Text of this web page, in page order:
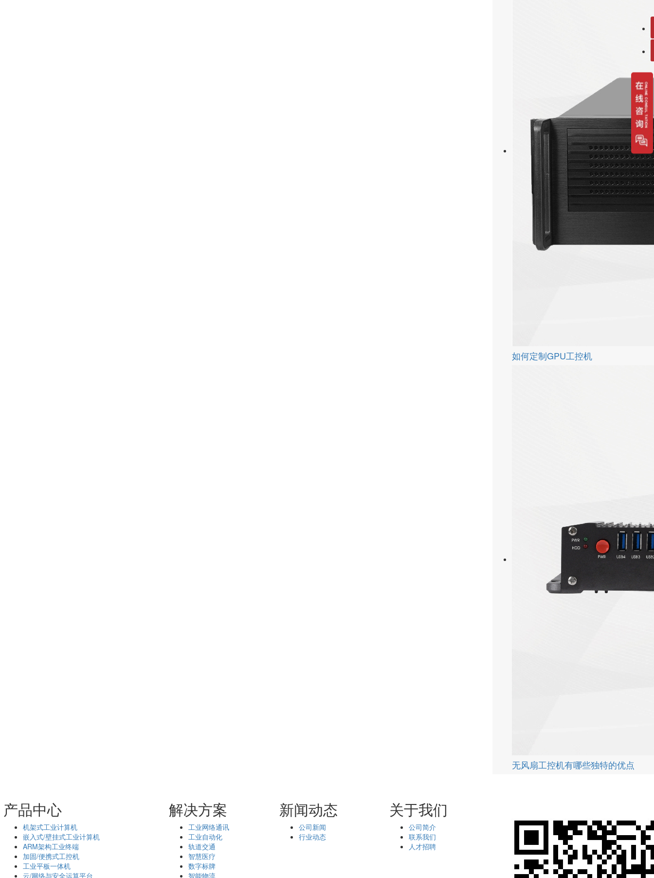
如何定制GPU工控机
无风扇工控机有哪些独特的优点
产品中心
机架式工业计算机
嵌入式/壁挂式工业计算机
ARM架构工业终端
加固/便携式工控机
工业平板一体机
云/网络与安全运算平台
解决方案
工业网络通讯
工业自动化
轨道交通
智慧医疗
数字标牌
智能物流
新闻动态
公司新闻
行业动态
关于我们
公司简介
联系我们
人才招聘